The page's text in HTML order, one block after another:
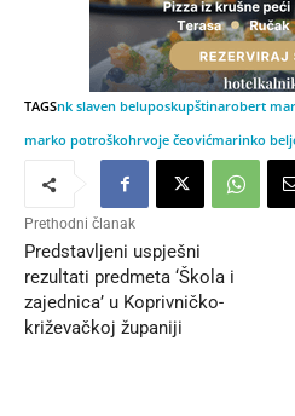
TAGSnk slaven beluposkupštinarobert
marko potroškohrvoje čeovićmarinko
Prethodni članak
Predstavljeni uspješni
rezultati predmeta ‘Škola i
zajednica’ u Koprivničko-
križevačkoj županiji